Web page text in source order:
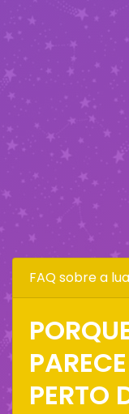
FAQ sobre a lua
PERTO